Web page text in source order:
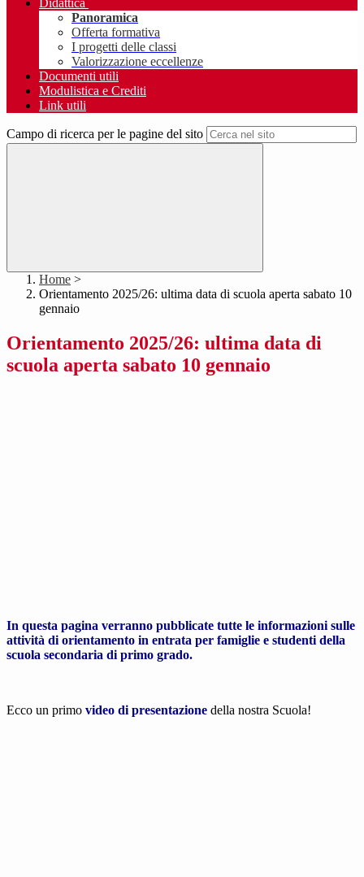
Didattica
Panoramica
Offerta formativa
I progetti delle classi
Valorizzazione eccellenze
Documenti utili
Modulistica e Crediti
Link utili
Campo di ricerca per le pagine del sito
Home >
Orientamento 2025/26: ultima data di scuola aperta sabato 10
gennaio
Orientamento 2025/26: ultima data di
scuola aperta sabato 10 gennaio
In questa pagina verranno pubblicate tutte le informazioni sulle
attività di orientamento in entrata per famiglie e studenti della
scuola secondaria di primo grado.
Ecco un primo video di presentazione della nostra Scuola!